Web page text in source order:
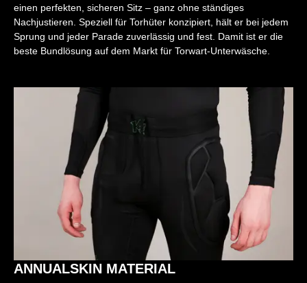
einen perfekten, sicheren Sitz – ganz ohne ständiges
Nachjustieren. Speziell für Torhüter konzipiert, hält er bei jedem
Sprung und jeder Parade zuverlässig und fest. Damit ist er die
beste Bundlösung auf dem Markt für Torwart-Unterwäsche.
ANNUALSKIN MATERIAL